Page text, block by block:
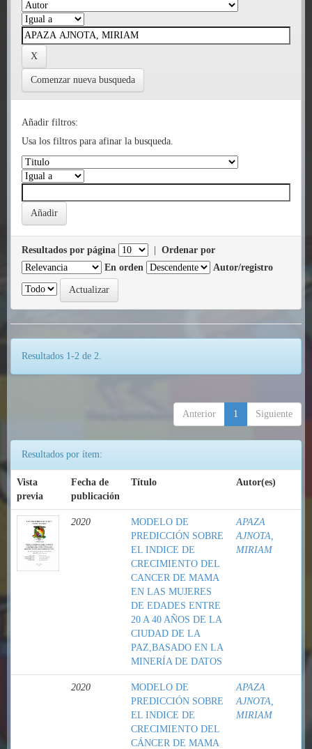
Comenzar nueva busqueda
Añadir filtros:
Usa los filtros para afinar la busqueda.
Resultados por página
Ordenar por
En orden
Autor/registro
Resultados 1-2 de 2.
Anterior 1 Siguiente
Resultados por ítem:
Vista
previa
Fecha de
publicación
Título Autor(es)
2020
MODELO DE
PREDICCIÓN SOBRE
EL INDICE DE
CRECIMIENTO DEL
CANCER DE MAMA
EN LAS MUJERES
DE EDADES ENTRE
20 A 40 AÑOS DE LA
CIUDAD DE LA
PAZ,BASADO EN LA
MINERÍA DE DATOS
APAZA
AJNOTA,
MIRIAM
2020
MODELO DE
PREDICCIÓN SOBRE
EL INDICE DE
CRECIMIENTO DEL
CÁNCER DE MAMA
APAZA
AJNOTA,
MIRIAM